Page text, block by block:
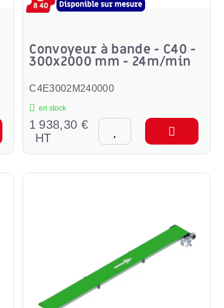
Convoyeur à bande - C40 -
300x2000 mm - 24m/min
C4E3002M240000
en stock
1 938,30 €
HT